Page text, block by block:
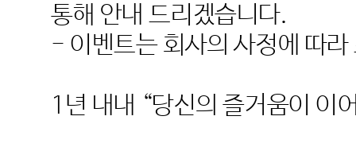
통해 안내 드리겠습니다.
- 이벤트는 회사의 사정에 따
1 년 내내 “당신의 즐거움이 이